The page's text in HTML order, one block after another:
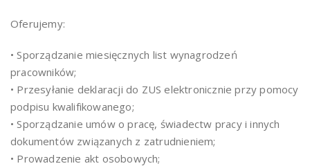
Oferujemy:
• Sporządzanie miesięcznych list wynagrodzeń
pracowników;
• Przesyłanie deklaracji do ZUS elektronicznie przy pomocy
podpisu kwalifikowanego;
• Sporządzanie umów o pracę, świadectw pracy i innych
dokumentów związanych z zatrudnieniem;
• Prowadzenie akt osobowych;